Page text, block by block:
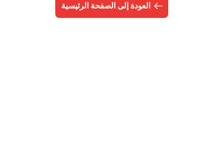
العودة إلى الصفحة الرئيسية